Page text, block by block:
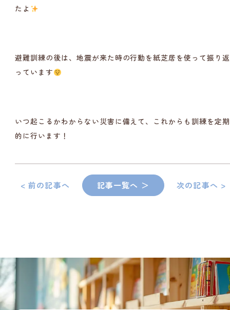
たよ
避難訓練の後は、地震が来た時の行動を紙芝居を使って振り返
っています
いつ起こるかわからない災害に備えて、これからも訓練を定期
的に行います！
< 前の記事へ 記事一覧へ ＞ 次の記事へ >